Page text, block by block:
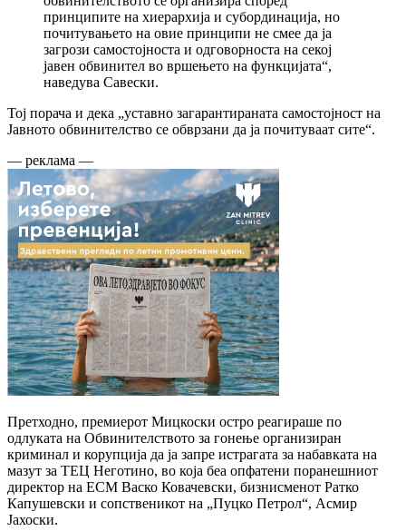
принципите на хиерархија и субординација, но
почитувањето на овие принципи не смее да ја
загрози самостојноста и одговорноста на секој
јавен обвинител во вршењето на функцијата“,
наведува Савески.
Тој порача и дека „уставно загарантираната самостојност на
Јавното обвинителство се обврзани да ја почитуваат сите“.
— реклама —
Претходно, премиерот Мицкоски остро реагираше по
одлуката на Обвинителството за гонење организиран
криминал и корупција да ја запре истрагата за набавката на
мазут за ТЕЦ Неготино, во која беа опфатени поранешниот
директор на ЕСМ Васко Ковачевски, бизнисменот Ратко
Капушевски и сопственикот на „Пуцко Петрол“, Асмир
Јахоски.